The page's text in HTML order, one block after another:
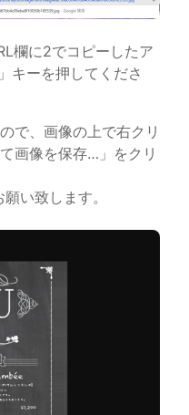
欄に2でコピーしたア
キーを押してくださ
で、画像の上で右クリ
画像を保存…」をクリ
い致します。